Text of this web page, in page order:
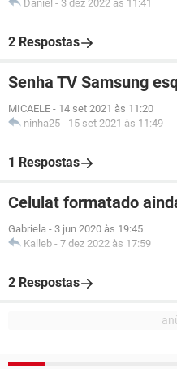
Daniel - 3 dez 2022 às 11:41
2 Respostas
Senha TV Samsung
MICAELE - 14 set 2021 às 11:20
ninha25 - 15 set 2021 às 11:49
1 Respostas
Celulat formatado
Gabriela - 3 jun 2020 às 19:45
Kalleb - 7 dez 2022 às 17:59
2 Respostas